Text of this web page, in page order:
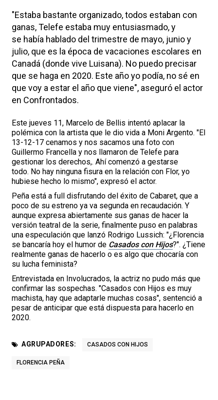
"Estaba bastante organizado, todos estaban con
ganas, Telefe estaba muy entusiasmado, y
se había hablado del trimestre de mayo, junio y
julio, que es la época de vacaciones escolares en
Canadá (donde vive Luisana). No puedo precisar
que se haga en 2020. Este año yo podía, no sé en
que voy a estar el año que viene", aseguró el actor
en Confrontados.
Este jueves 11, Marcelo de Bellis intentó aplacar la
polémica con la artista que le dio vida a Moni Argento. "El
13-12-17 cenamos y nos sacamos una foto con
Guillermo Francella y nos llamaron de Telefe para
gestionar los derechos,. Ahí comenzó a gestarse
todo. No hay ninguna fisura en la relación con Flor, yo
hubiese hecho lo mismo", expresó el actor.
Peña está a full disfrutando del éxito de Cabaret, que a
poco de su estreno ya va segunda en recaudación. Y
aunque expresa abiertamente sus ganas de hacer la
versión teatral de la serie, finalmente puso en palabras
una especulación que lanzó Rodrigo Lussich: "¿Florencia
se bancaría hoy el humor de Casados con Hijos?". ¿Tiene
realmente ganas de hacerlo o es algo que chocaría con
su lucha feminista?
Entrevistada en Involucrados, la actriz no pudo más que
confirmar las sospechas. "Casados con Hijos es muy
machista, hay que adaptarle muchas cosas", sentenció a
pesar de anticipar que está dispuesta para hacerlo en
2020.
AGRUPADORES: CASADOS CON HIJOS
FLORENCIA PEÑA